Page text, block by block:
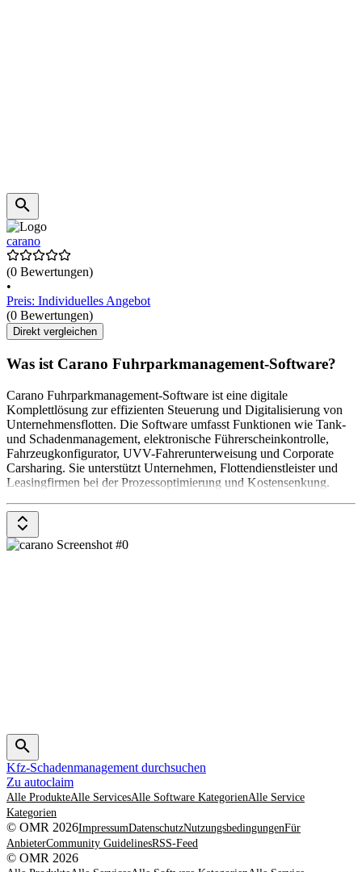
carano
(0 Bewertungen)
•
Preis: Individuelles Angebot
(0 Bewertungen)
Direkt vergleichen
Was ist Carano Fuhrparkmanagement-Software?
Carano Fuhrparkmanagement-Software ist eine digitale
Komplettlösung zur effizienten Steuerung und Digitalisierung von
Unternehmensflotten. Die Software umfasst Funktionen wie Tank-
und Schadenmanagement, elektronische Führerscheinkontrolle,
Fahrzeugkonfigurator, UVV-Fahrerunterweisung und Corporate
Carsharing. Sie unterstützt Unternehmen, Flottendienstleister und
Leasingfirmen bei der Prozessoptimierung und Kostensenkung.
Kfz-Schadenmanagement durchsuchen
Zu autoclaim
Alle ProdukteAlle ServicesAlle Software KategorienAlle Service
Kategorien
© OMR 2026ImpressumDatenschutzNutzungsbedingungenFür
AnbieterCommunity GuidelinesRSS-Feed
© OMR 2026